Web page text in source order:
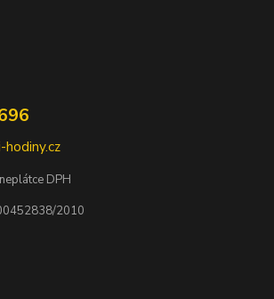
DPH
2010